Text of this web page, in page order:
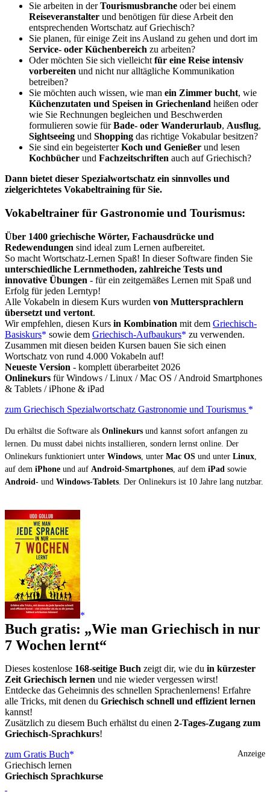
Sie arbeiten in derTourismusbranche oder bei einem
Reiseveranstalter und benötigen für diese Arbeit den
entsprechenden Wortschatz auf Griechisch?
Sie planen, für einige Zeit ins Ausland zu gehen und dort im
Service- oder Küchenbereich zu arbeiten?
Oder möchten Sie sich vielleichtfür eine Reise intensiv
vorbereiten und nicht nur alltägliche Kommunikation
betreiben?
Sie möchten auch wissen, wie man ein Zimmer bucht, wie
Küchenzutaten und Speisen in Griechenland heißen oder
wie Sie Rechnungen begleichen und Beschwerden
formulieren sowie fürBade- oder Wanderurlaub, Ausflug,
Sightseeing und Shopping das richtige Vokabular besitzen?
Sie sind ein begeisterterKoch und Genießer und lesen
Kochbücher und Fachzeitschriften auch auf Griechisch?
Dann bietet dieser Spezialwortschatz ein sinnvolles und
zielgerichtetes Vokabeltraining für Sie.
Vokabeltrainer für Gastronomie und Tourismus:
Über 1400 griechische Wörter, Fachausdrücke und
Redewendungen sind ideal zum Lernen aufbereitet.
So macht Wortschatz-Lernen Spaß! In dieser Software finden Sie
unterschiedliche Lernmethoden, zahlreiche Tests und
innovative Übungen - für ein zeitgemäßes Lernen mit Spaß und
Erfolg für jeden Lerntyp!
Alle Vokabeln in diesem Kurs wurden von Muttersprachlern
übersetzt und vertont.
Wir empfehlen, diesen Kurs in Kombination mit dem Griechisch-
Basiskurs
sowie dem Griechisch-Aufbaukurs
zu verwenden.
Zusammen mit diesen beiden Kursen bauen Sie sich einen
Wortschatz von rund 4.000 Vokabeln auf!
Neueste Version - komplett überarbeitet 2026
Onlinekurs für Windows / Linux / Mac OS / Android Smartphones
& Tablets / iPhone & iPad
zum Griechisch Spezialwortschatz Gastronomie und Tourismus
Du erhältst die Software als Onlinekurs und kannst sofort anfangen zu
lernen. Du musst dabei nichts installieren, sondern lernst online. Der
Onlinekurs funktioniert unter Windows , unter Mac OS und unter Linux
auf dem iPhone und auf Android-Smartphones , auf dem iPad sowie
Android- und Windows-Tablets . Der Onlinekurs ist 10 Jahre lang nutzbar.
Buch gratis: „Wie man Griechisch in nur
7 Wochen lernt“
Dieses kostenlose 168-seitige Buch zeigt dir, wie du in kürzester
Zeit Griechisch lernen und nie wieder vergessen wirst!
Entdecke das Geheimnis des schnellen Sprachenlernens! Erfahre
alle Tricks, mit denen du Griechisch schnell und effizient lernen
kannst!
Zusätzlich zu diesem Buch erhältst du einen 2-Tages-Zugang zum
Griechisch-Sprachkurs!
Anzeige
zum Gratis Buch
Griechisch lernen
Griechisch Sprachkurse